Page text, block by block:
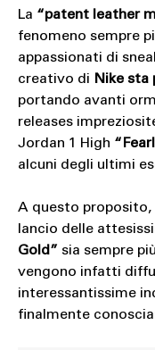
La “patent leather
fenomeno sempre
appassionati di
creativo di Nike sta
portando avanti
releases
Jordan 1 High
alcuni degli ultimi
A questo proposito,
lancio delle
Gold” sia sempre
vengono infatti
interessantissime
finalmente